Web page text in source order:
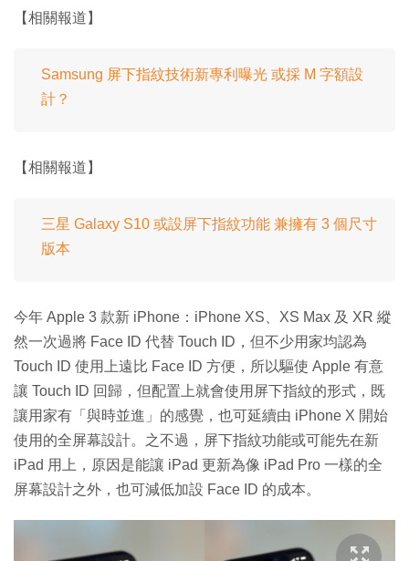
【相關報道】
Samsung 屏下指紋技術新專利曝光 或採 M 字額設
計？
【相關報道】
三星 Galaxy S10 或設屏下指紋功能 兼擁有 3 個尺寸
版本
今年 Apple 3 款新 iPhone：iPhone XS、XS Max 及 XR 縱
然一次過將 Face ID 代替 Touch ID，但不少用家均認為
Touch ID 使用上遠比 Face ID 方便，所以驅使 Apple 有意
讓 Touch ID 回歸，但配置上就會使用屏下指紋的形式，既
讓用家有「與時並進」的感覺，也可延續由 iPhone X 開始
使用的全屏幕設計。之不過，屏下指紋功能或可能先在新
iPad 用上，原因是能讓 iPad 更新為像 iPad Pro 一樣的全
屏幕設計之外，也可減低加設 Face ID 的成本。